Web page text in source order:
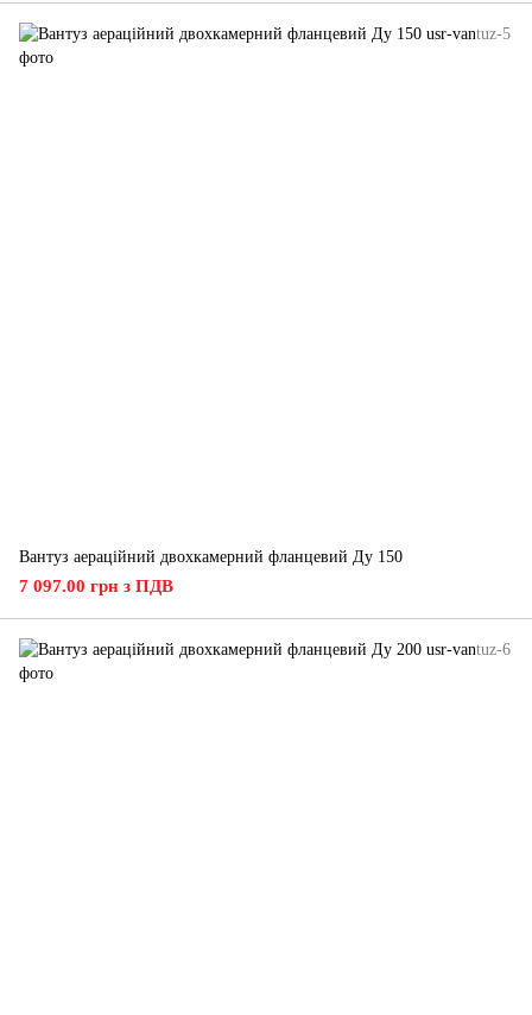
Вантуз аераційний двохкамерний фланцевий Ду 150
7 097.00 грн з ПДВ